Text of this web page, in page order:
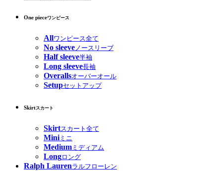
One pieceワンピース
Allワンピース全て
No sleeveノースリーブ
Half sleeve半袖
Long sleeve長袖
Overallsオーバーオール
Setupセットアップ
Skirtスカート
Skirtスカート全て
Miniミニ
Medium ミディアム
Longロング
Ralph Laurenラルフローレン